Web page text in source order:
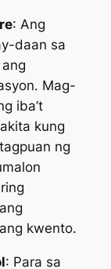
: Ang
daan sa
Mag-
iba’t
kung
ng
kwento.
: Para sa